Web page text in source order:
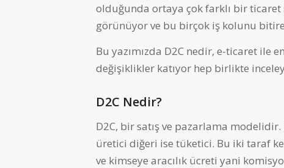
olduğunda ortaya çok farklı bir ticaret
görünüyor ve bu birçok iş kolunu
Bu yazımızda D2C nedir, e-ticaret ile
değişiklikler katıyor hep birlikte
D2C Nedir?
D2C, bir satış ve pazarlama
üretici diğeri ise tüketici. Bu iki taraf
ve kimseye aracılık ücreti yani